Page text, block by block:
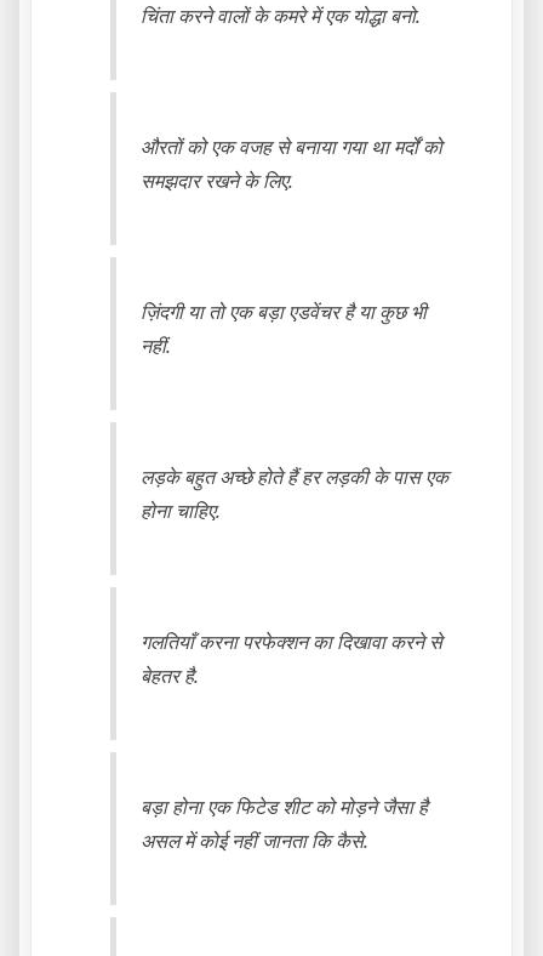
चिंता करने वालों के कमरे में एक योद्धा बनो.
औरतों को एक वजह से बनाया गया था मर्दों को
समझदार रखने के लिए.
ज़िंदगी या तो एक बड़ा एडवेंचर है या कुछ भी
नहीं.
लड़के बहुत अच्छे होते हैं हर लड़की के पास एक
होना चाहिए.
गलतियाँ करना परफेक्शन का दिखावा करने से
बेहतर है.
बड़ा होना एक फिटेड शीट को मोड़ने जैसा है
असल में कोई नहीं जानता कि कैसे.